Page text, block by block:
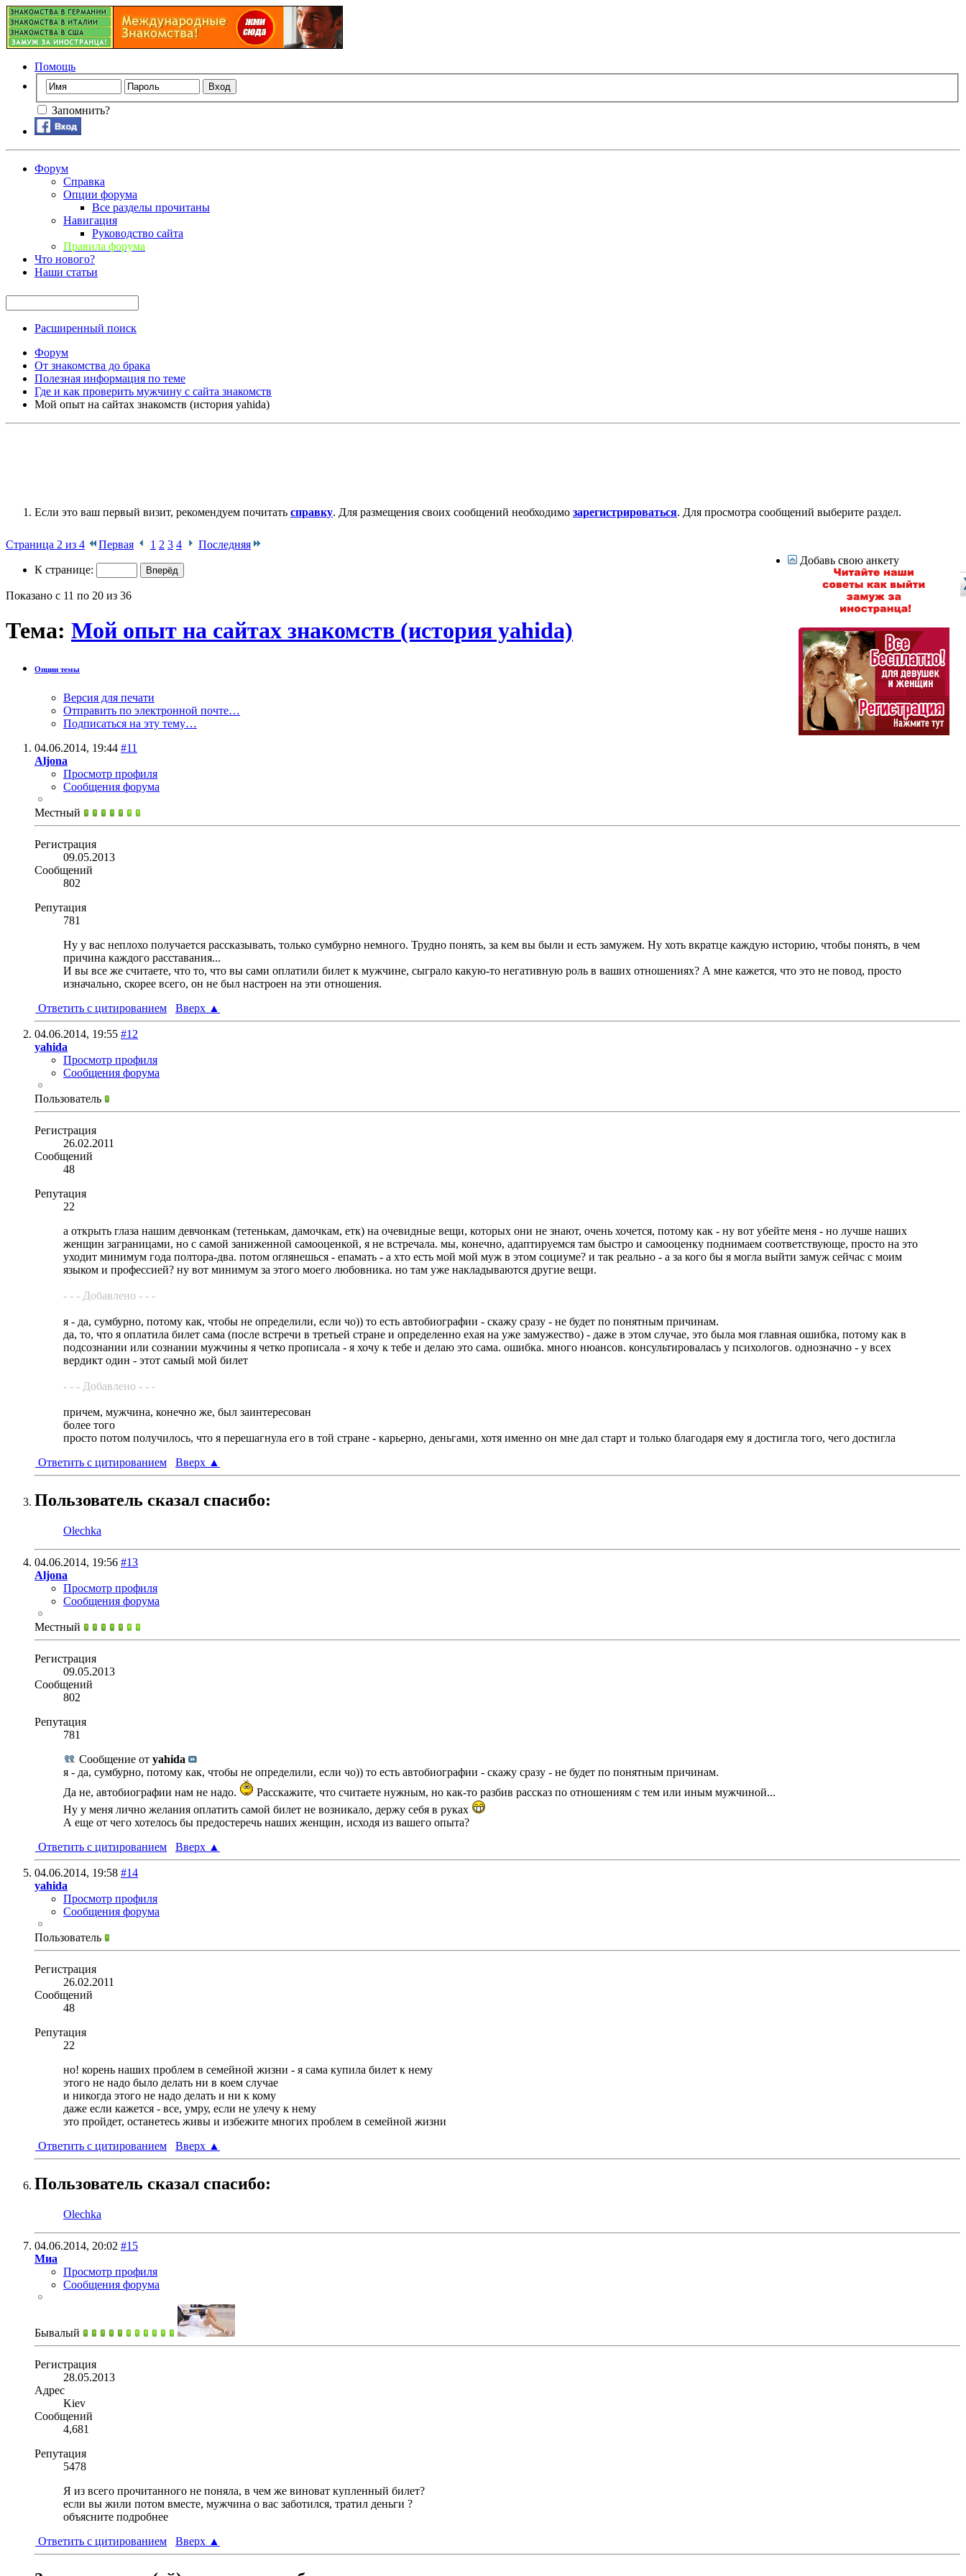
Помощь
Запомнить?
Форум
Справка
Опции форума
Все разделы прочитаны
Навигация
Руководство сайта
Правила форума
Что нового?
Наши статьи
Расширенный поиск
Форум
От знакомства до брака
Полезная информация по теме
Где и как проверить мужчину с сайта знакомств
Мой опыт на сайтах знакомств (история yahida)
Если это ваш первый визит, рекомендуем почитать справку. Для размещения своих сообщений необходимо зарегистрироваться. Для просмотра сообщений выберите раздел.
Страница 2 из 4 Первая 1 2 3 4 Последняя
К странице:
Показано с 11 по 20 из 36
Тема: Мой опыт на сайтах знакомств (история yahida)
Опции темы
Версия для печати
Отправить по электронной почте…
Подписаться на эту тему…
04.06.2014, 19:44 #11
Aljona
Просмотр профиля
Сообщения форума
Местный
Регистрация
09.05.2013
Сообщений
802
Репутация
781
Ну у вас неплохо получается рассказывать, только сумбурно немного. Трудно понять, за кем вы были и есть замужем. Ну хоть вкратце каждую историю, чтобы понять, в чем
причина каждого расставания...
И вы все же считаете, что то, что вы сами оплатили билет к мужчине, сыграло какую-то негативную роль в ваших отношениях? А мне кажется, что это не повод, просто
изначально, скорее всего, он не был настроен на эти отношения.
Ответить с цитированием
Вверх ▲
04.06.2014, 19:55 #12
yahida
Просмотр профиля
Сообщения форума
Пользователь
Регистрация
26.02.2011
Сообщений
48
Репутация
22
а открыть глаза нашим девчонкам (тетенькам, дамочкам, етк) на очевидные вещи, которых они не знают, очень хочется, потому как - ну вот убейте меня - но лучше наших
женщин заграницами, но с самой заниженной самооценкой, я не встречала. мы, конечно, адаптируемся там быстро и самооценку поднимаем соответствующе, просто на это
уходит минимум года полтора-два. потом оглянешься - епамать - а хто есть мой мой муж в этом социуме? и так реально - а за кого бы я могла выйти замуж сейчас с моим
языком и профессией? ну вот минимум за этого моего любовника. но там уже накладываются другие вещи.
- - - Добавлено - - -
я - да, сумбурно, потому как, чтобы не определили, если чо)) то есть автобиографии - скажу сразу - не будет по понятным причинам.
да, то, что я оплатила билет сама (после встречи в третьей стране и определенно ехая на уже замужество) - даже в этом случае, это была моя главная ошибка, потому как в
подсознании или сознании мужчины я четко прописала - я хочу к тебе и делаю это сама. ошибка. много нюансов. консультировалась у психологов. однозначно - у всех
вердикт один - этот самый мой билет
- - - Добавлено - - -
причем, мужчина, конечно же, был заинтересован
более того
просто потом получилось, что я перешагнула его в той стране - карьерно, деньгами, хотя именно он мне дал старт и только благодаря ему я достигла того, чего достигла
Ответить с цитированием
Вверх ▲
Пользователь сказал cпасибо:
Olechka
04.06.2014, 19:56 #13
Aljona
Просмотр профиля
Сообщения форума
Местный
Регистрация
09.05.2013
Сообщений
802
Репутация
781
Сообщение от yahida
я - да, сумбурно, потому как, чтобы не определили, если чо)) то есть автобиографии - скажу сразу - не будет по понятным причинам.
Да не, автобиографии нам не надо.
Расскажите, что считаете нужным, но как-то разбив рассказ по отношениям с тем или иным мужчиной...
Ну у меня лично желания оплатить самой билет не возникало, держу себя в руках
А еще от чего хотелось бы предостеречь наших женщин, исходя из вашего опыта?
Ответить с цитированием
Вверх ▲
04.06.2014, 19:58 #14
yahida
Просмотр профиля
Сообщения форума
Пользователь
Регистрация
26.02.2011
Сообщений
48
Репутация
22
но! корень наших проблем в семейной жизни - я сама купила билет к нему
этого не надо было делать ни в коем случае
и никогда этого не надо делать и ни к кому
даже если кажется - все, умру, если не улечу к нему
это пройдет, останетесь живы и избежите многих проблем в семейной жизни
Ответить с цитированием
Вверх ▲
Пользователь сказал cпасибо:
Olechka
04.06.2014, 20:02 #15
Миа
Просмотр профиля
Сообщения форума
Бывалый
Регистрация
28.05.2013
Адрес
Kiev
Сообщений
4,681
Репутация
5478
Я из всего прочитанного не поняла, в чем же виноват купленный билет?
если вы жили потом вместе, мужчина о вас заботился, тратил деньги ?
объясните подробнее
Ответить с цитированием
Вверх ▲
Добавь свою анкету